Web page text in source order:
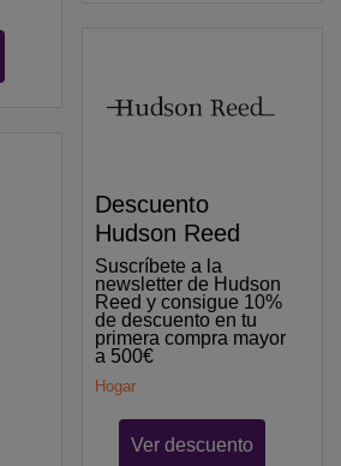
Descuento
Hudson Reed
Suscríbete a la
newsletter de Hudson
Reed y consigue 10%
de descuento en tu
primera compra mayor
a 500€
Hogar
Ver descuento